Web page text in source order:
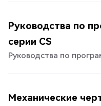
Руководства по
серии CS
Руководства по
Механические